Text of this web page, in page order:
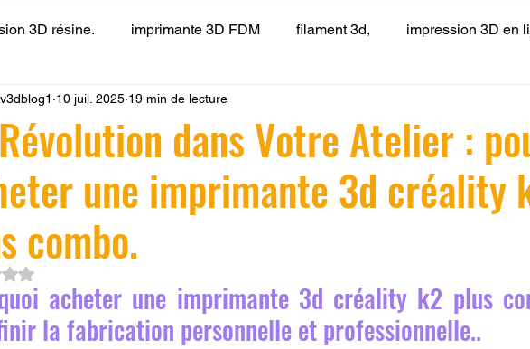
3D résine. imprimante 3D FDM filament 3d, impression 3D en
JEU LV3D Formation
Formation à l'impression 3D CPF impression 3D à la demande
3D Refaire une piece en 3D
3D postraitement SNAPMAKER CRÉALITY SPARK X I7
dans Votre Atelier :
une imprimante 3d créality
combo.
10 juil. 2025 19 min de lecture
NaN étoiles sur 5.
acheter une imprimante 3d créality k2 plus
la fabrication personnelle et professionnelle..